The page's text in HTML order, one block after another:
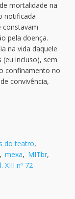
mortalidade na
notificada
constavam
pela doença.
na vida daquele
incluso), sem
confinamento no
convivência,
do teatro,
, mexa, MITbr,
XIII nº 72